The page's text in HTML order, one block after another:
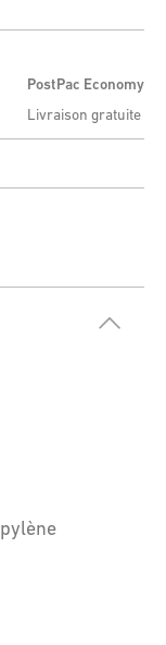
PostPac Economy
Livraison gratuite